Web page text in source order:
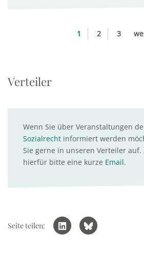
1 2 3
Verteiler
Wenn Sie über Veranstaltungen
Sozialrecht informiert werden
Sie gerne in unseren Verteiler auf.
hierfür bitte eine kurze Email.
Seite teilen: